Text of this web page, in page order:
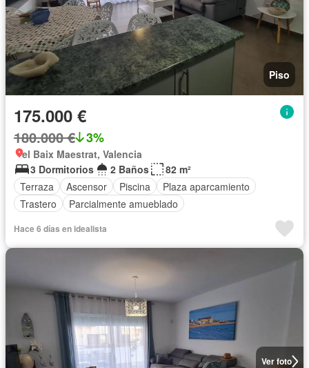
Piso
175.000 €
180.000 € 3%
el Baix Maestrat, Valencia
3 Dormitorios
2 Baños
82 m²
Terraza
Ascensor Piscina
Plaza aparcamiento
Trastero
Parcialmente amueblado
Hace 6 días en idealista
Ver foto